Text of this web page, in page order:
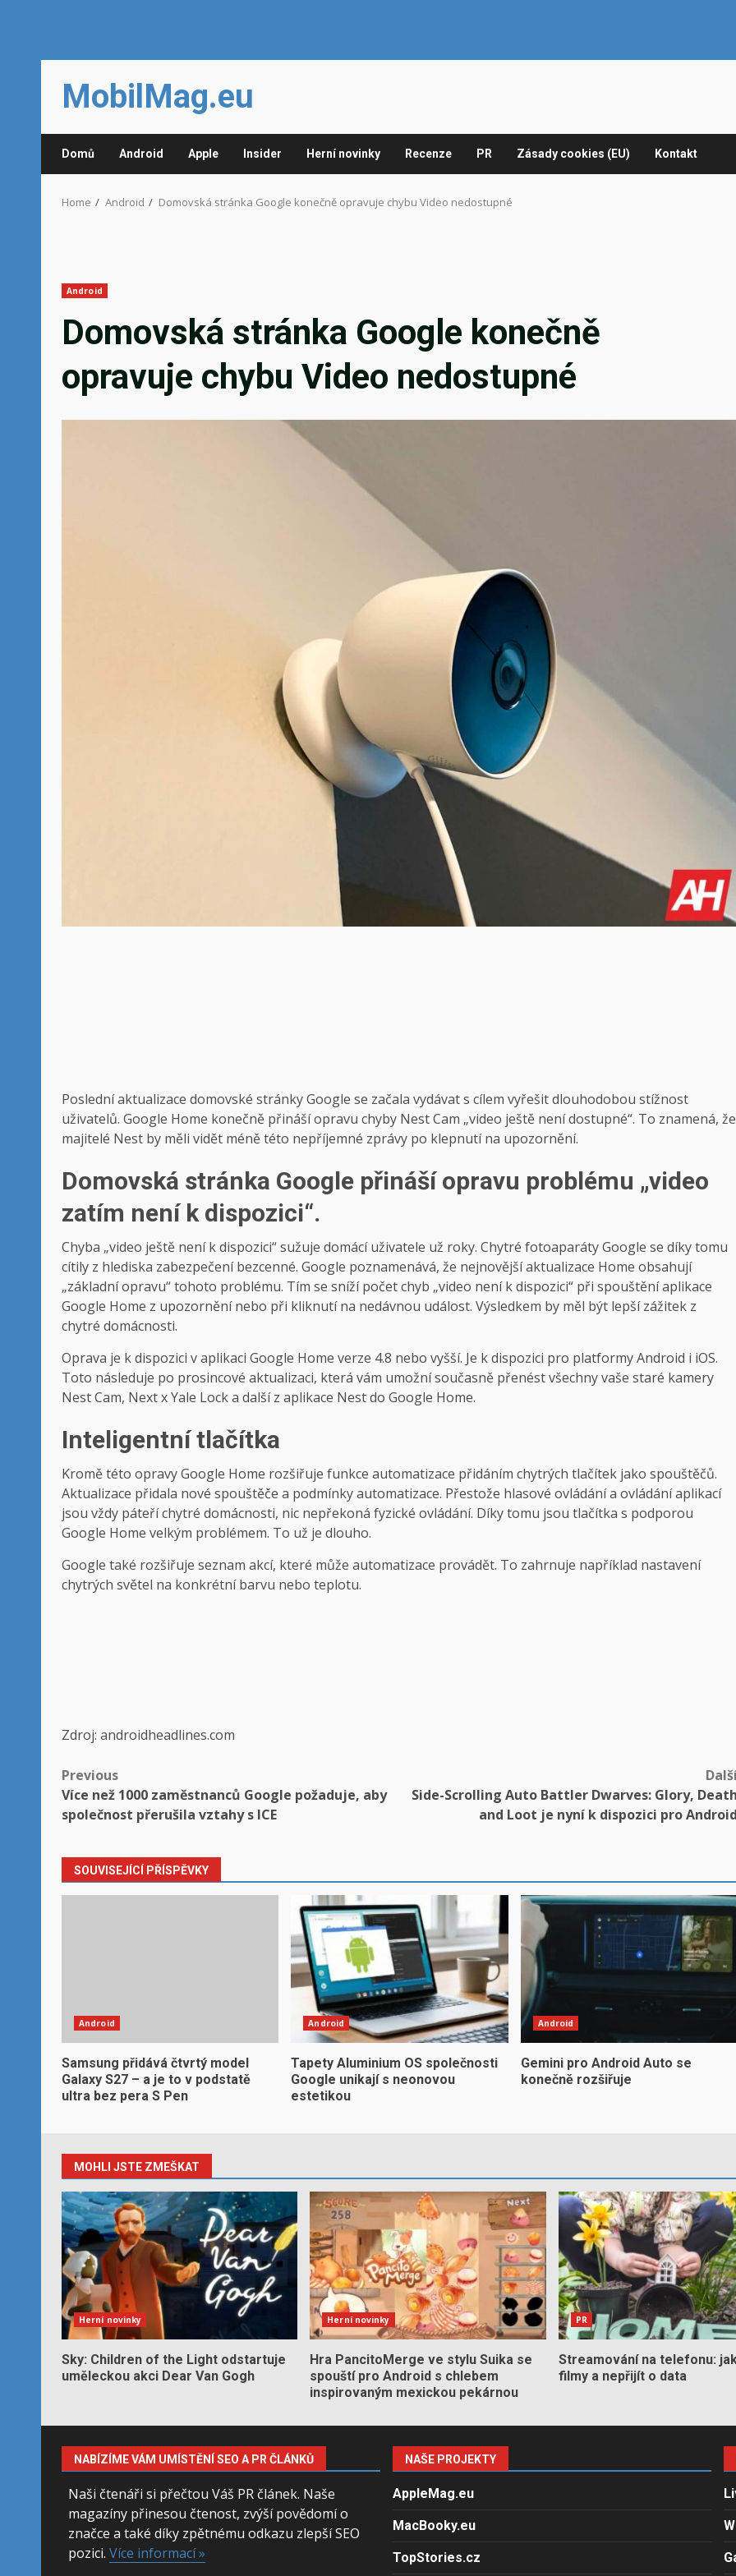
content
MobilMag.eu
Domů Android Apple Insider Herní novinky Recenze PR Zásady cookies (EU) Kontakt
Home Android Domovská stránka Google konečně opravuje chybu Video nedostupné
Android
Domovská stránka Google konečně
opravuje chybu Video nedostupné
Poslední aktualizace domovské stránky Google se začala vydávat s cílem vyřešit dlouhodobou stížnost
uživatelů. Google Home konečně přináší opravu chyby Nest Cam „video ještě není dostupné“. To znamená, že
majitelé Nest by měli vidět méně této nepříjemné zprávy po klepnutí na upozornění.
Domovská stránka Google přináší opravu problému „video
zatím není k dispozici“.
Chyba „video ještě není k dispozici“ sužuje domácí uživatele už roky. Chytré fotoaparáty Google se díky tomu
cítily z hlediska zabezpečení bezcenné. Google poznamenává, že nejnovější aktualizace Home obsahují
„základní opravu“ tohoto problému. Tím se sníží počet chyb „video není k dispozici“ při spouštění aplikace
Google Home z upozornění nebo při kliknutí na nedávnou událost. Výsledkem by měl být lepší zážitek z
chytré domácnosti.
Oprava je k dispozici v aplikaci Google Home verze 4.8 nebo vyšší. Je k dispozici pro platformy Android i iOS.
Toto následuje po prosincové aktualizaci, která vám umožní současně přenést všechny vaše staré kamery
Nest Cam, Next x Yale Lock a další z aplikace Nest do Google Home.
Inteligentní tlačítka
Kromě této opravy Google Home rozšiřuje funkce automatizace přidáním chytrých tlačítek jako spouštěčů.
Aktualizace přidala nové spouštěče a podmínky automatizace. Přestože hlasové ovládání a ovládání aplikací
jsou vždy páteří chytré domácnosti, nic nepřekoná fyzické ovládání. Díky tomu jsou tlačítka s podporou
Google Home velkým problémem. To už je dlouho.
Google také rozšiřuje seznam akcí, které může automatizace provádět. To zahrnuje například nastavení
chytrých světel na konkrétní barvu nebo teplotu.
Zdroj: androidheadlines.com
Post
navigation
Previous
Více než 1000 zaměstnanců Google požaduje, aby
společnost přerušila vztahy s ICE
Side-Scrolling Auto Battler Dwarves: Glory, Death
and Loot je nyní k dispozici pro Android
SOUVISEJÍCÍ PŘÍSPĚVKY
Android
Samsung přidává čtvrtý model
Galaxy S27 – a je to v podstatě
ultra bez pera S Pen
Android
Tapety Aluminium OS společnosti
Google unikají s neonovou
estetikou
Android
Gemini pro Android Auto se
konečně rozšiřuje
MOHLI JSTE ZMEŠKAT
Herní novinky
Sky: Children of the Light odstartuje
uměleckou akci Dear Van Gogh
Herní novinky
Hra PancitoMerge ve stylu Suika se
spouští pro Android s chlebem
inspirovaným mexickou pekárnou
PR
Streamování na telefonu:
filmy a nepřijít o data
NABÍZÍME VÁM UMÍSTĚNÍ SEO A PR ČLÁNKŮ
Naši čtenáři si přečtou Váš PR článek. Naše
magazíny přinesou čtenost, zvýší povědomí o
značce a také díky zpětnému odkazu zlepší SEO
pozici. Více informací »
NAŠE PROJEKTY
AppleMag.eu
MacBooky.eu
TopStories.cz